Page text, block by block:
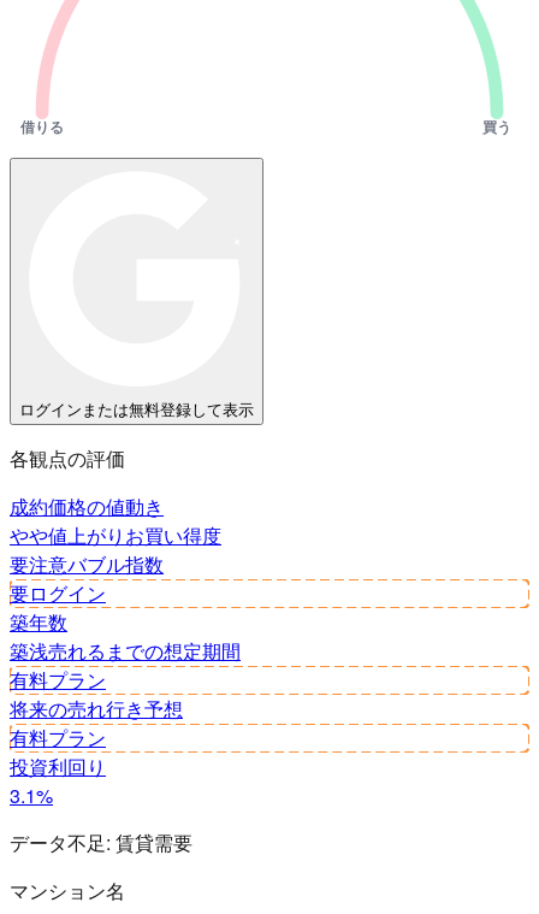
借りる 買う
ログインまたは無料登録して表示
各観点の評価
成約価格の値動き
やや値上がり お買い得度
要注意バブル指数
要ログイン
築年数
築浅売れるまでの想定期間
有料プラン
将来の売れ行き予想
有料プラン
投資利回り
3.1%
データ不足: 賃貸需要
マンション名